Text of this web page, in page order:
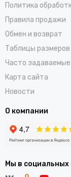
Политика
Правила продажи
Обмен и возврат
Таблицы размеров
Часто
Карта сайта
Новости
О компании
Мы в социальных